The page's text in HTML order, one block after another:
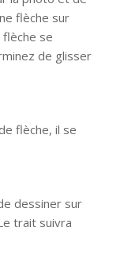
flèche sur
se
de glisser
flèche, il se
dessiner sur
trait suivra